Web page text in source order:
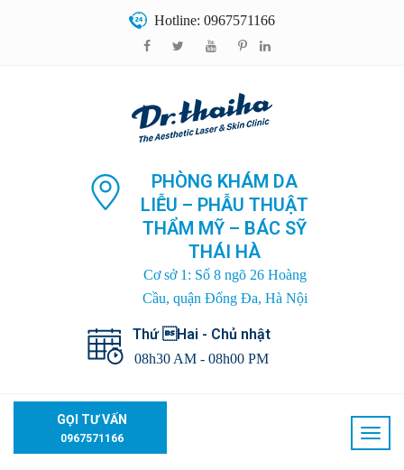
Hotline: 0967571166
PHÒNG KHÁM DA
LIỄU – PHẪU THUẬT
THẨM MỸ – BÁC SỸ
THÁI HÀ
Cơ sở 1: Số 8 ngõ 26 Hoàng
Cầu, quận Đống Đa, Hà Nội
Thứ Hai - Chủ nhật
08h30 AM - 08h00 PM
GỌI TƯ VẤN
0967571166